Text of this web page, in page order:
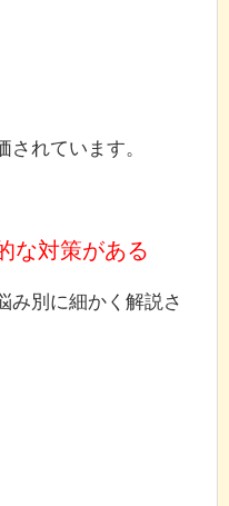
れています。
な対策がある
み別に細かく解説さ